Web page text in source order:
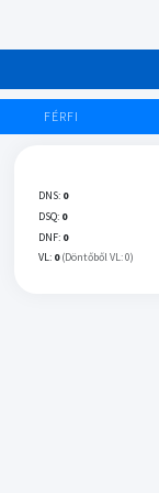
FÉRFI
DNS: 0
DSQ: 0
DNF: 0
VL: 0 (Döntőből VL: 0)